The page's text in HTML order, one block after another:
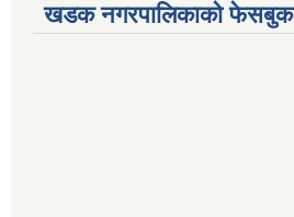
खडक नगरपालिकाको फेसबुक